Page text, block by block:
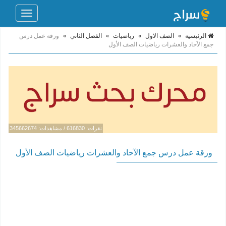
Toggle
الرئيسية » الصف الاول » رياضيات » الفصل الثاني »
ورقة عمل درس
جمع الآحاد والعشرات رياضيات الصف الأول
نقرات: 616830 / مشاهدات: 345662674
ورقة عمل درس جمع الآحاد والعشرات رياضيات الصف الأول